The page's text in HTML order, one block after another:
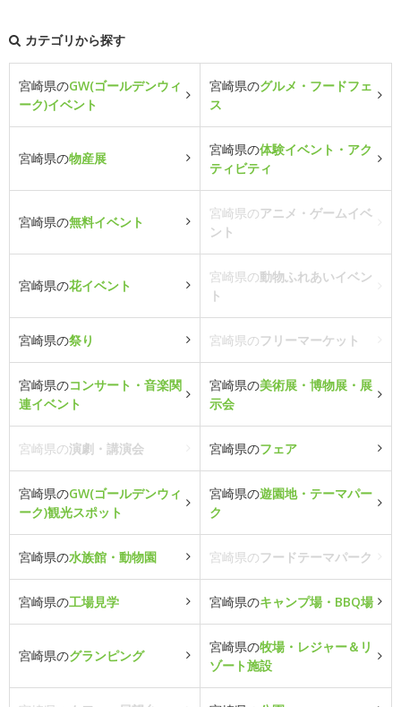
カテゴリから探す
宮崎県のGW(ゴールデンウィ
ーク)イベント
宮崎県のグルメ・フードフェ
ス
宮崎県の物産展
宮崎県の体験イベント・アク
ティビティ
宮崎県の無料イベント
宮崎県のアニメ・ゲームイベ
ント
宮崎県の花イベント
宮崎県の動物ふれあいイベン
ト
宮崎県の祭り 宮崎県のフリーマーケット
宮崎県のコンサート・音楽関
連イベント
宮崎県の美術展・博物展・展
示会
宮崎県の演劇・講演会 宮崎県のフェア
宮崎県のGW(ゴールデンウィ
ーク)観光スポット
宮崎県の遊園地・テーマパー
ク
宮崎県の水族館・動物園 宮崎県のフードテーマパーク
宮崎県の工場見学 宮崎県のキャンプ場・BBQ場
宮崎県のグランピング
宮崎県の牧場・レジャー＆リ
ゾート施設